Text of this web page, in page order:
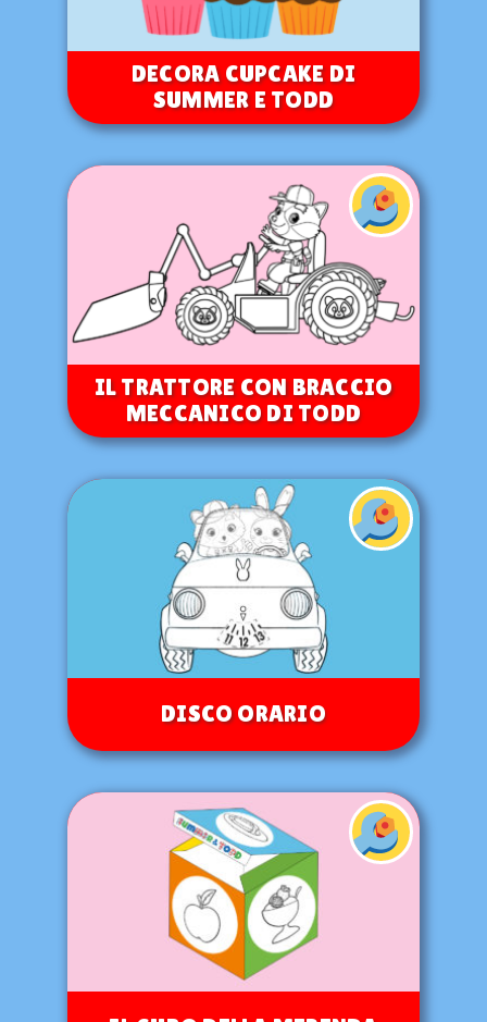
DECORA CUPCAKE DI
SUMMER E TODD
IL TRATTORE CON BRACCIO
MECCANICO DI TODD
DISCO ORARIO